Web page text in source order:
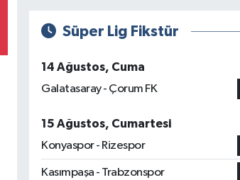
Süper Lig Fikstür
14 Ağustos, Cuma
Galatasaray - Çorum FK
15 Ağustos, Cumartesi
Konyaspor - Rizespor
Kasımpaşa - Trabzonspor